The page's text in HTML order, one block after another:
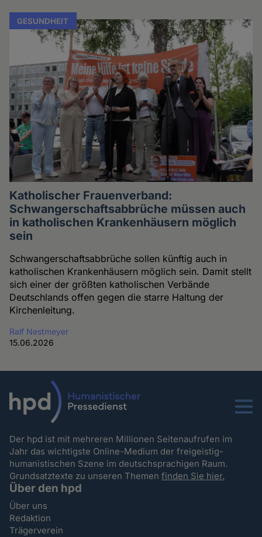
GESUNDHEIT
Katholischer Frauenverband:
Schwangerschaftsabbrüche müssen auch
in katholischen Krankenhäusern möglich
sein
Schwangerschaftsabbrüche sollen künftig auch in
katholischen Krankenhäusern möglich sein. Damit stellt
sich einer der größten katholischen Verbände
Deutschlands offen gegen die starre Haltung der
Kirchenleitung.
Ralf Nestmeyer
15.06.2026
Menu
Der hpd ist mit mehreren Millionen Seitenaufrufen im
Jahr das wichtigste Online-Medium der freigeistig-
humanistischen Szene im deutschsprachigen Raum.
Grundsatztexte zu unseren Themenfinden Sie hier.
Über den hpd
Über uns
Redaktion
Trägerverein